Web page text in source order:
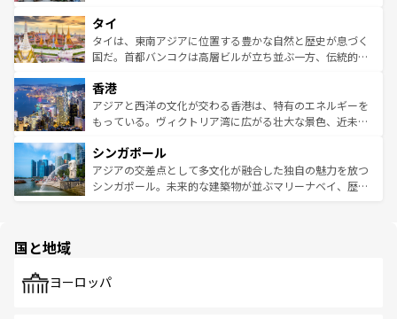
リティに包まれながら、韓国の多彩な魅力を心ゆくまで味
わってみてほしい。 なお、新着の韓国情報はコンテンツ一
覧を参照してほしい。
急速な発展と共に伝統が息づく。ハノイの古い町並みやホ
ーチミン市のフランス統治時代の建物も、独特の雰囲気を
醸し出している。また、バラエティの豊かさとおいしさで
とつ。フォーやバインミー、ベトナムコーヒーなどは、ぜ
ひ現地で味わいたい。どの地域を訪れてもあたたかい人々
が旅行者を迎えてくれるので、きっと忘れられない旅にな
参照してほしい。
タイ
タイは、東南アジアに位置する豊かな自然と歴史が息づく
国だ。首都バンコクは高層ビルが立ち並ぶ一方、伝統的な
の活気が交差している。北部ではチェンマイなどの山岳地
帯で自然と触れ合い、南部ではプーケットやクラビの美し
いビーチでリゾート気分を楽しむことができる。タイ料理
激する。気候は一年中温暖で、どの季節にも異なる楽しみ
が待っている。親しみやすいタイの人々、仏教を中心とし
た文化、そして多様な観光資源が、訪れる旅人を魅了し続
香港
アジアと西洋の文化が交わる香港は、特有のエネルギーを
もっている。ヴィクトリア湾に広がる壮大な景色、近未来
み、どこを訪れても感動するはず。観光スポットが密集し
ており、効率よく見どころを回れるのも魅力。息をのむよ
うな絶景から文化的な体験まで、香港を存分に楽しみ尽く
シンガポール
アジアの交差点として多文化が融合した独自の魅力を放つ
シンガポール。未来的な建築物が並ぶマリーナベイ、歴史
で、ホーカーズは地元の風情を楽しめる外せないスポット
国と地域
ヨーロッパ